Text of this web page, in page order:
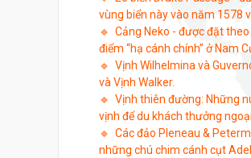
vùng biển này vào năm 1578
🔹 Cảng Neko - được đặt
điểm “hạ cánh chính” ở Nam
🔹 Vịnh Wilhelmina và
và Vịnh Walker.
🔹 Vịnh thiên đường: Những
vịnh để du khách thưởng
🔹 Các đảo Pleneau &
những chú chim cánh cụt